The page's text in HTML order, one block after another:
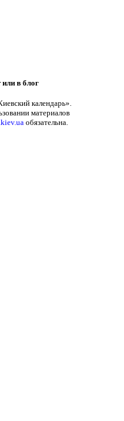
или в блог
календарь».
материалов
обязательна.